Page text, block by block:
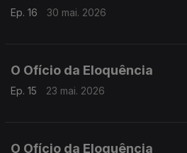
Ep. 16 30 mai. 2026
O Ofício da Eloquência
Ep. 15 23 mai. 2026
O Ofício da Eloquência